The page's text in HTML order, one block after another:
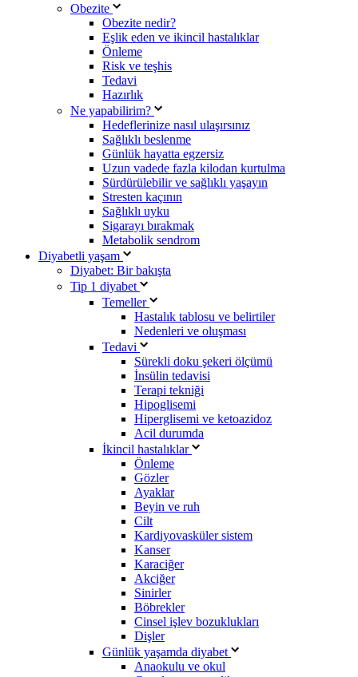
Obezite
Obezite nedir?
Eşlik eden ve ikincil hastalıklar
Önleme
Risk ve teşhis
Tedavi
Hazırlık
Ne yapabilirim?
Hedeflerinize nasıl ulaşırsınız
Sağlıklı beslenme
Günlük hayatta egzersiz
Uzun vadede fazla kilodan kurtulma
Sürdürülebilir ve sağlıklı yaşayın
Stresten kaçının
Sağlıklı uyku
Sigarayı bırakmak
Metabolik sendrom
Diyabetli yaşam
Diyabet: Bir bakışta
Tip 1 diyabet
Temeller
Hastalık tablosu ve belirtiler
Nedenleri ve oluşması
Tedavi
Sürekli doku şekeri ölçümü
İnsülin tedavisi
Terapi tekniği
Hipoglisemi
Hiperglisemi ve ketoazidoz
Acil durumda
İkincil hastalıklar
Önleme
Gözler
Ayaklar
Beyin ve ruh
Cilt
Kardiyovasküler sistem
Kanser
Karaciğer
Akciğer
Sinirler
Böbrekler
Cinsel işlev bozuklukları
Dişler
Günlük yaşamda diyabet
Anaokulu ve okul